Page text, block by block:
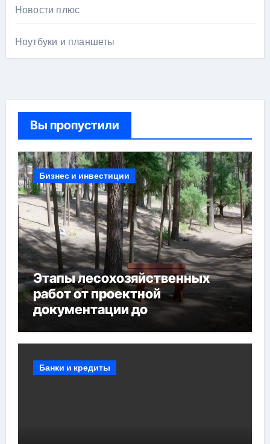
Новости плюс
Ноутбуки и планшеты
Вы пропустили
Бизнес и инвестиции
Этапы лесохозяйственных
работ от проектной
документации до
мероприятий и обустройства
Банки и кредиты